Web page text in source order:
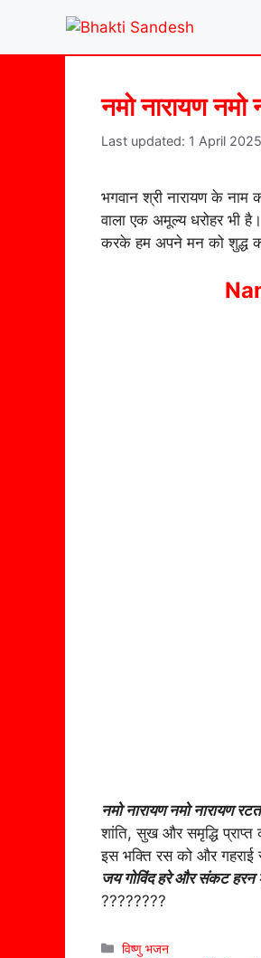
content
नमो नारायण नमो
1 April 2025
भगवान श्री नारायण के
वाला एक अमूल्य धरोहर भी है।
करके हम अपने मन को शुद्ध
नमो नारायण नमो नारायण
शांति, सुख और समृद्धि
इस भक्ति रस को और
जय गोविंद हरे और संकट हरन
????????
Categories
विष्णु भजन